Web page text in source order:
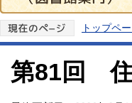
トップペ
第81回 住